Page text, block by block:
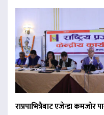
राप्रपाभित्रैबाट एजेन्डा कमजोर